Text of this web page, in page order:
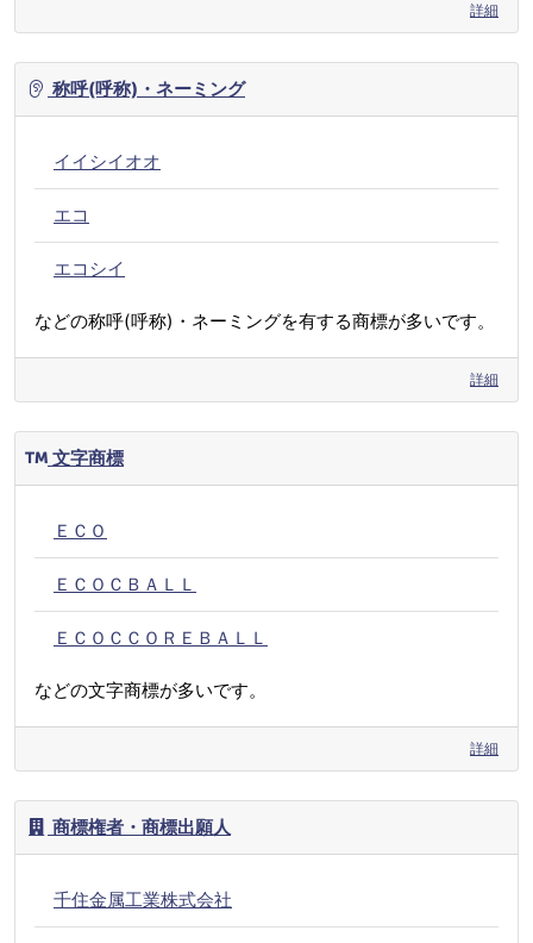
詳細
称呼(呼称)・ネーミング
イイシイオオ
エコ
エコシイ
などの称呼(呼称)・ネーミングを有する商標が多いです。
詳細
文字商標
ＥＣＯ
ＥＣＯＣＢＡＬＬ
ＥＣＯＣＣＯＲＥＢＡＬＬ
などの文字商標が多いです。
詳細
商標権者・商標出願人
千住金属工業株式会社